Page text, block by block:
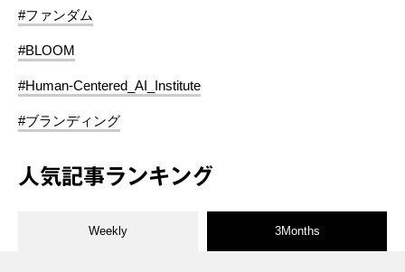
#ファンダム
#BLOOM
#Human-Centered_AI_Institute
#ブランディング
人気記事ランキング
Weekly 3Months